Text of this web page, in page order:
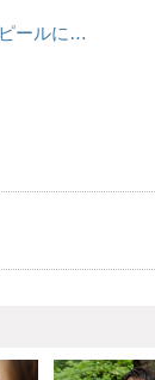
ールに…